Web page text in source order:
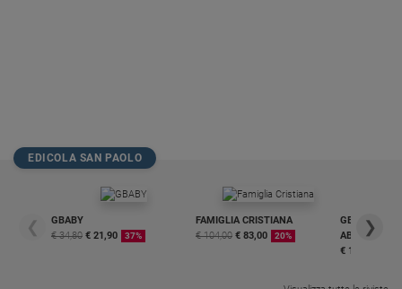
EDICOLA SAN PAOLO
❮
GBABY
€ 34,80 € 21,90 37%
FAMIGLIA CRISTIANA
€ 104,00 € 83,00 20%
GBABY
€ 16,99
❯